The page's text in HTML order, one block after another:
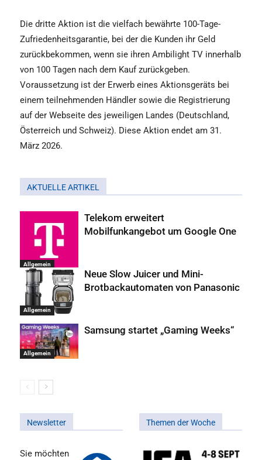
Die dritte Aktion ist die vielfach bewährte 100-Tage-
Zufriedenheitsgarantie, bei der die Kunden ihr Geld
zurückbekommen, wenn sie ihren Ambilight TV innerhalb
von 100 Tagen nach dem Kauf zurückgeben.
Voraussetzung ist der Erwerb eines Aktionsgeräts bei
einem teilnehmenden Händler sowie die Registrierung
auf der Webseite des jeweiligen Landes (Deutschland,
Österreich und Schweiz). Diese Aktion endet am 31.
März 2026.
AKTUELLE ARTIKEL
Allgemein
Telekom erweitert
Mobilfunkangebot um Google One
Allgemein
Neue Slow Juicer und Mini-
Brotbackautomaten von Panasonic
Allgemein
Samsung startet „Gaming Weeks“
Newsletter
Sie möchten
Themen der Woche